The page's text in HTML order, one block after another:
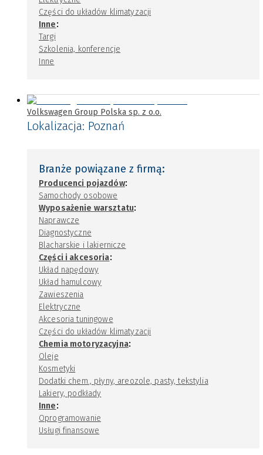
Części do układów klimatyzacji
Inne:
Targi
Szkolenia, konferencje
Inne
Volkswagen Group Polska sp. z o.o.
Lokalizacja: Poznań
Branże powiązane z firmą:
Producenci pojazdów:
Samochody osobowe
Wyposażenie warsztatu:
Naprawcze
Diagnostyczne
Blacharskie i lakiernicze
Części i akcesoria:
Układ napędowy
Układ hamulcowy
Zawieszenia
Elektryczne
Akcesoria tuningowe
Części do układów klimatyzacji
Chemia motoryzacyjna:
Oleje
Kosmetyki
Dodatki chem., płyny, areozole, pasty, tekstylia
Lakiery, podkłady
Inne:
Oprogramowanie
Usługi finansowe